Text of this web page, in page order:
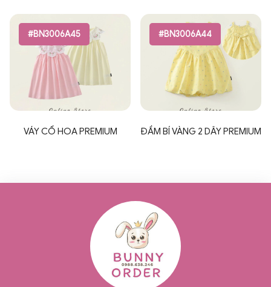
#BN3006A45
VÁY CỔ HOA PREMIUM
#BN3006A44
ĐẦM BÍ VÀNG 2 DÂY PREMIUM